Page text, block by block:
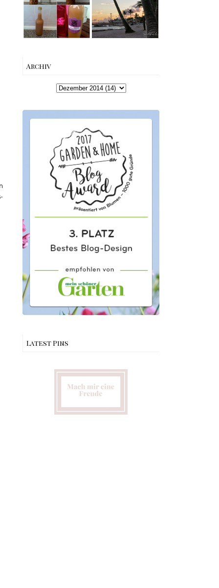
machen –
einfaches
Rezept &
Geschenkidee
Beach bis Key
West | The Nina
Edition
Archiv
Latest Pins